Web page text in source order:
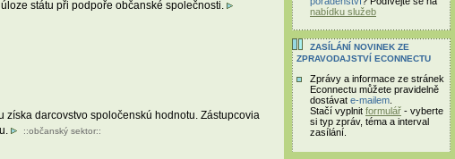
státu při podpoře občanské společnosti.
darcovstvo spoločenskú hodnotu. Zástupcovia
::občanský sektor::
nabídku služeb
ZASÍLÁNÍ NOVINEK ZE
ZPRAVODAJSTVÍ ECONNECTU
Zprávy a informace ze stránek
Econnectu můžete pravidelně
dostávat e-mailem
Stačí vyplnit formulář - vyberte
si typ zpráv, téma a interval
zasílání.